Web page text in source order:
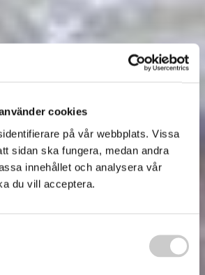
cookies
på vår webbplats. Vissa
sidan ska fungera, medan andra
innehållet och analysera vår
du vill acceptera.